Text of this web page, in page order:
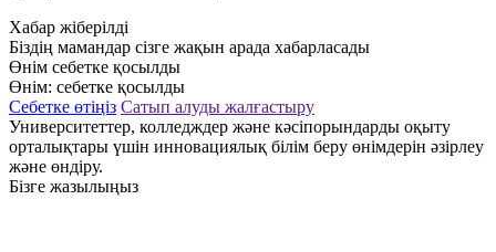
Хабар жіберілді
Біздің мамандар сізге жақын арада хабарласады
Өнім себетке қосылды
Өнім: себетке қосылды
Себетке өтіңіз Сатып алуды жалғастыру
Университеттер, колледждер және кәсіпорындарды оқыту
орталықтары үшін инновациялық білім беру өнімдерін әзірлеу
және өндіру.
Бізге жазылыңыз